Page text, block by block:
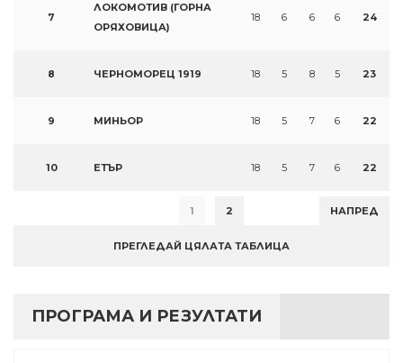
7
ЛОКОМОТИВ (ГОРНА
ОРЯХОВИЦА)
18 6 6 6 24
8 ЧЕРНОМОРЕЦ 1919 18 5 8 5 23
9 МИНЬОР 18 5 7 6 22
10 ЕТЪР 18 5 7 6 22
1 2 НАПРЕД
ПРЕГЛЕДАЙ ЦЯЛАТА ТАБЛИЦА
ПРОГРАМА И РЕЗУЛТАТИ